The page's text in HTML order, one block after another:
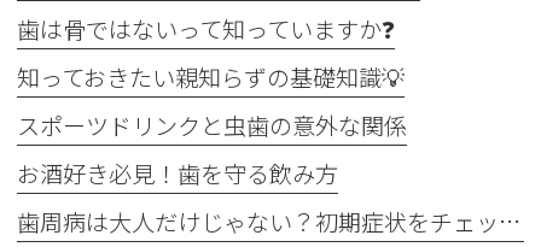
歯は骨ではないって知っていますか❓
知っておきたい親知らずの基礎知識💡
スポーツドリンクと虫歯の意外な関係
お酒好き必見！歯を守る飲み方
歯周病は大人だけじゃない？初期症状をチェック